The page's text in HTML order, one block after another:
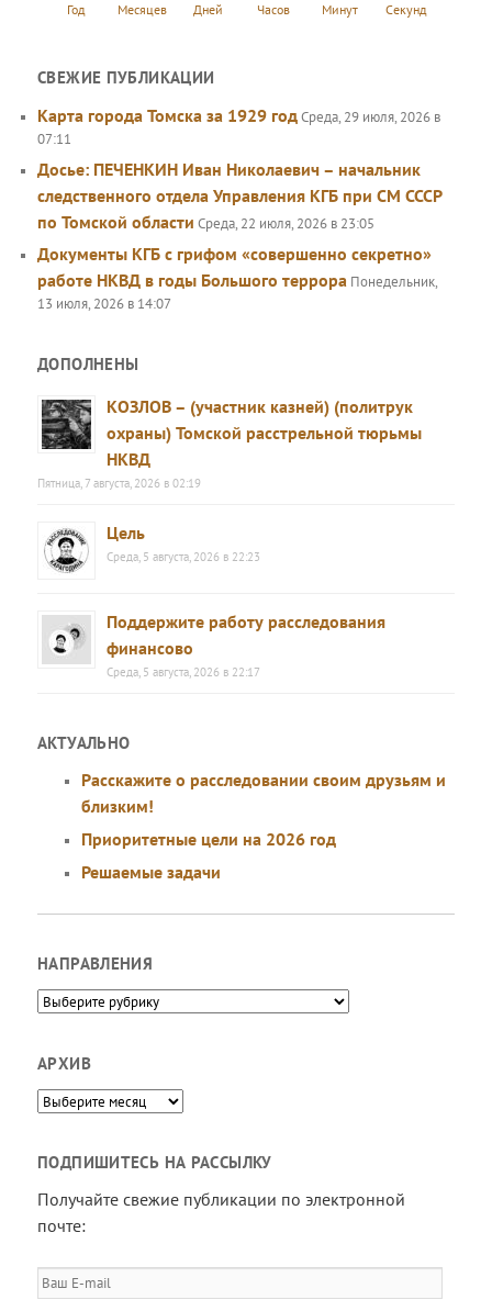
Год Месяцев Дней Часов Минут Секунд
СВЕЖИЕ ПУБЛИКАЦИИ
Карта города Томска за 1929 годСреда, 29 июля, 2026 в
07:11
Досье: ПЕЧЕНКИН Иван Николаевич – начальник
следственного отдела Управления КГБ при СМ СССР
по Томской области Среда, 22 июля, 2026 в 23:05
Документы КГБ с грифом «совершенно секретно»
работе НКВД в годы Большого террора Понедельник,
13 июля, 2026 в 14:07
ДОПОЛНЕНЫ
КОЗЛОВ – (участник казней) (политрук
охраны) Томской расстрельной тюрьмы
НКВД
Пятница, 7 августа, 2026 в 02:19
Цель
Среда, 5 августа, 2026 в 22:23
Поддержите работу расследования
финансово
Среда, 5 августа, 2026 в 22:17
АКТУАЛЬНО
Расскажите о расследовании своим друзьям и
близким!
Приоритетные цели на 2026 год
Решаемые задачи
НАПРАВЛЕНИЯ
Направления
АРХИВ
Архив
ПОДПИШИТЕСЬ НА РАССЫЛКУ
Получайте свежие публикации по электронной
почте:
Ваш
E-